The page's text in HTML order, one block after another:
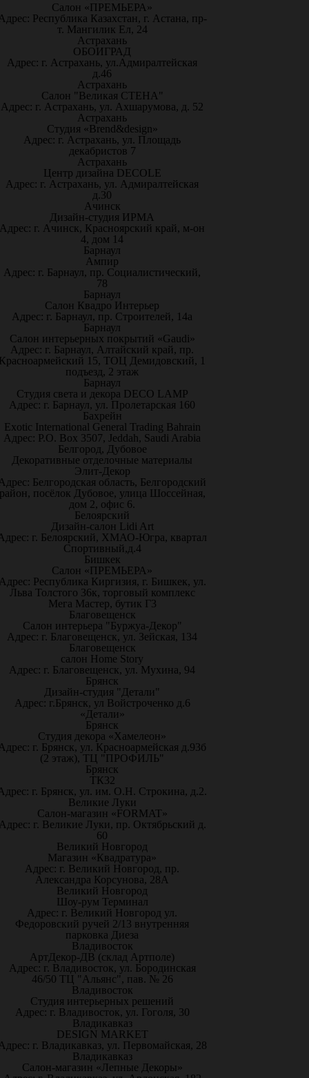
Салон «ПРЕМЬЕРА»
Республика Казахстан, г. Астана, пр-
т. Мангилик Ел, 24
Астрахань
ОБОИГРАД
Адрес: г. Астрахань, ул.Адмиралтейская
д.46
Астрахань
Салон "Великая СТЕНА"
Адрес: г. Астрахань, ул. Ахшарумова, д. 52
Астрахань
Студия «Brend&design»
Адрес: г. Астрахань, ул. Площадь
декабристов 7
Астрахань
Центр дизайна DECOLE
Адрес: г. Астрахань, ул. Адмиралтейская
д.30
Ачинск
Дизайн-студия ИРМА
Адрес: г. Ачинск, Красноярский край, м-он
4, дом 14
Барнаул
Ампир
Адрес: г. Барнаул, пр. Социалистический,
78
Барнаул
Салон Квадро Интерьер
Адрес: г. Барнаул, пр. Строителей, 14а
Барнаул
Салон интерьерных покрытий «Gaudi»
Адрес: г. Барнаул, Алтайский край, пр.
15, ТОЦ Демидовский, 1
подъезд, 2 этаж
Барнаул
Студия света и декора DECO LAMP
Адрес: г. Барнаул, ул. Пролетарская 160
Бахрейн
Exotic International General Trading Bahrain
Адрес: P.O. Box 3507, Jeddah, Saudi Arabia
Белгород, Дубовое
Декоративные отделочные материалы
Элит-Декор
Белгородская область, Белгородский
посёлок Дубовое, улица Шоссейная,
дом 2, офис 6.
Белоярский
Дизайн-салон Lidi Art
г. Белоярский, ХМАО-Югра, квартал
Спортивный,д.4
Бишкек
Салон «ПРЕМЬЕРА»
Республика Киргизия, г. Бишкек, ул.
Льва Толстого 36к, торговый комплекс
Мега Мастер, бутик Г3
Благовещенск
Салон интерьера "Буржуа-Декор"
Адрес: г. Благовещенск, ул. Зейская, 134
Благовещенск
салон Home Story
Адрес: г. Благовещенск, ул. Мухина, 94
Брянск
Дизайн-студия "Детали"
Адрес: г.Брянск, ул Войстроченко д.6
«Детали»
Брянск
Студия декора «Хамелеон»
г. Брянск, ул. Красноармейская д.93б
(2 этаж), ТЦ "ПРОФИЛЬ"
Брянск
ТК32
г. Брянск, ул. им. О.Н. Строкина, д.2.
Великие Луки
Салон-магазин «FORMAT»
г. Великие Луки, пр. Октябрьский д.
60
Великий Новгород
Магазин «Квадратура»
Адрес: г. Великий Новгород, пр.
Александра Корсунова, 28А
Великий Новгород
Шоу-рум Терминал
Адрес: г. Великий Новгород ул.
Федоровский ручей 2/13 внутренняя
парковка Диеза
Владивосток
АртДекор-ДВ (склад Артполе)
Адрес: г. Владивосток, ул. Бородинская
46/50 ТЦ "Альянс", пав. № 26
Владивосток
Студия интерьерных решений
Адрес: г. Владивосток, ул. Гоголя, 30
Владикавказ
DESIGN MARKET
г. Владикавказ, ул. Первомайская, 28
Владикавказ
Салон-магазин «Лепные Декоры»